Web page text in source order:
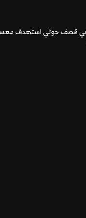
45 جندياً في قصف حوثي